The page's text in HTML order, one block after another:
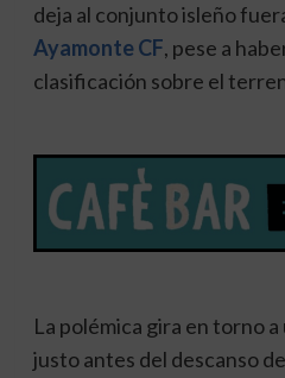
deja al conjunto isleño
Ayamonte CF, pese a
clasificación sobre el
La polémica gira en torno
justo antes del descanso